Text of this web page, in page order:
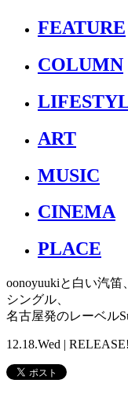
FEATURE
COLUMN
ART
MUSIC
CINEMA
PLACE
oonoyuukiと白い汽
シングル、
名古屋発のレーベル
12.18.Wed |